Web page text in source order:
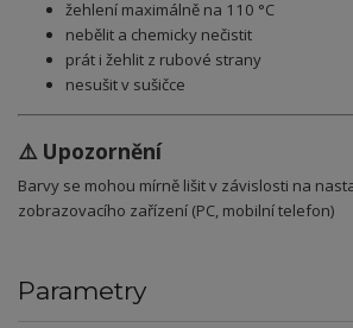
žehlení maximálně na 110 °C
nebělit a chemicky nečistit
prát i žehlit z rubové strany
nesušit v sušičce
⚠️ Upozornění
Barvy se mohou mírně lišit v závislosti na
zobrazovacího zařízení (PC, mobilní telefon)
Parametry